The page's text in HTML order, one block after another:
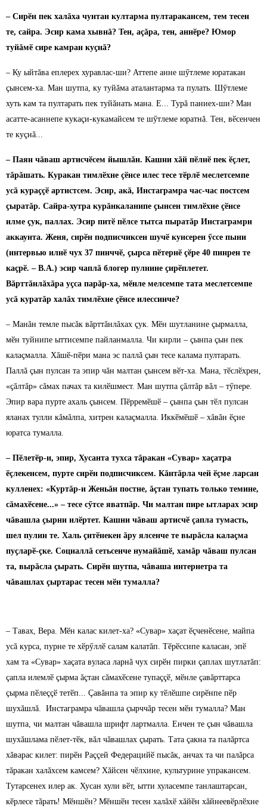
– Сирӗн пек халăха чунтан култарма пултаракансем, тем тесен
те, сайра. Эсир кама хывнă? Тен, аçăра, тен, аннӗре? Юмор
туйăмӗ сире камран куçнă?
– Ку ыйтăва еплерех хуравлас-ши? Аттепе анне шӳтлеме юратакан
çынсем-ха. Ман шутпа, ку туйăма аталантарма та пулать. Шӳтлеме
хуть кам та пултарать пек туйăнать мана. Е... Турă паниех-ши? Ман
асатте-асаннепе кукаçи-кукамайсем те шӳтлеме юратнă. Тен, вӗсенчен
те куçнă...
– Паян чăваш артисчӗсем йышлăн. Кашни хăй пӗлнӗ пек ӗçлет,
тăрăшать. Куракан тимлӗхне çӗнсе илес тесе тӗрлӗ меслетсемпе
усă кураççӗ артистсем. Эсир, акă, Инстаграмра час-час постсем
çыратăр. Сайра-хутра курăнкаланипе çынсен тимлӗхне çӗнсе
илме çук, паллах. Эсир питӗ пӗлсе тытса пыратăр Инстаграмри
аккаунта. Женя, сирӗн подписчиксен шучӗ кунсерен ӳссе пыни
(интервью илнӗ чух 37 пинччӗ, çырса пӗтернӗ çӗре 40 пинрен те
каçрӗ. – В.А.) эсир чаплă блогер пулнине çирӗплетет.
Вăрттăнлăхăра уçса парăр-ха, мӗнле мелсемпе тата меслетсемпе
усă куратăр халăх тимлӗхне çӗнсе илессинче?
– Манăн темле пысăк вăрттăнлăхах çук. Мӗн шутланине çырмалла,
мӗн туйнипе ыттисемпе пайланмалла. Чи кирли – çынпа çын пек
калаçмалла. Хăшӗ-пӗри мана эс паллă çын тесе калама пултарать.
Паллă çын пулсан та эпир чăн малтан çынсем вӗт-ха. Мана, тӗслӗхрен,
«çăлтăр» сăмах пачах та килӗшмест. Ман шутпа çăлтăр вăл – тӳпере.
Эпир вара пурте ахаль çынсем. Пӗрремӗшӗ – çынпа çын тӗл пулсан
яланах тулли кăмăлпа, хитрен калаçмалла. Иккӗмӗшӗ – хăвăн ӗçне
юратса тумалла.
– Пӗлетӗр-и, эпир, Хусанта тухса тăракан «Сувар» хаçатра
ӗçлекенсем, пурте сирӗн подписчиксем. Кăнтăрла чей ӗçме ларсан
кулленех: «Куртăр-и Женьăн постне, ăçтан тупать только темине,
сăмахӗсене...» – тесе сӳтсе яватпăр. Чи малтан пире ытларах эсир
чăвашла çырни илӗртет. Кашни чăваш артисчӗ çапла тумасть,
шел пулин те. Халь çитӗнекен ăру ялсенче те вырăсла калаçма
пуçларӗ-çке. Социаллă сетьсенче нумайăшӗ, хамăр чăваш пулсан
та, вырăсла çырать. Сирӗн шутпа, чăваша интернетра та
чăвашлах çыртарас тесен мӗн тумалла?
– Тавах, Вера. Мӗн калас килет-ха? «Сувар» хаçат ӗçченӗсене, майпа
усă курса, пурне те хӗрӳллӗ салам калатăп. Тӗрӗссипе каласан, эпӗ
хам та «Сувар» хаçата вуласа ларнă чух сирӗн пирки çаплах шутлатăп:
çапла илемлӗ çырма ăçтан сăмахӗсене тупаççӗ, мӗнле çавăрттарса
çырма пӗлеççӗ тетӗп... Çавăнпа та эпир ку тӗлӗшпе сирӗнпе пӗр
шухăшлă. Инстаграмра чăвашла çырччăр тесен мӗн тумалла? Ман
шутпа, чи малтан чăвашла шрифт лартмалла. Енчен те çын чăвашла
шухăшлама пӗлет-тӗк, вăл чăвашлах çырать. Тата çакна та палăртса
хăварас килет: пирӗн Раççей Федерацийӗ пысăк, анчах та чи палăрса
тăракан халăхсем камсем? Хăйсен чӗлхине, культурине упракансем.
Тутарсенех илер ак. Хусан хули вӗт, ытти хуласемпе танлаштарсан,
кӗрлесе тăрать! Мӗншӗн? Мӗншӗн тесен халăхӗ хăйӗн хăйнеевӗрлӗхне